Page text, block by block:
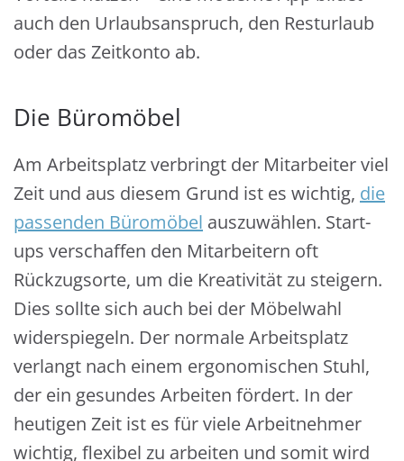
auch den Urlaubsanspruch, den Resturlaub
oder das Zeitkonto ab.
Die Büromöbel
Am Arbeitsplatz verbringt der Mitarbeiter viel
Zeit und aus diesem Grund ist es wichtig, die
passenden Büromöbel auszuwählen. Start-
ups verschaffen den Mitarbeitern oft
Rückzugsorte, um die Kreativität zu steigern.
Dies sollte sich auch bei der Möbelwahl
widerspiegeln. Der normale Arbeitsplatz
verlangt nach einem ergonomischen Stuhl,
der ein gesundes Arbeiten fördert. In der
heutigen Zeit ist es für viele Arbeitnehmer
wichtig, flexibel zu arbeiten und somit wird